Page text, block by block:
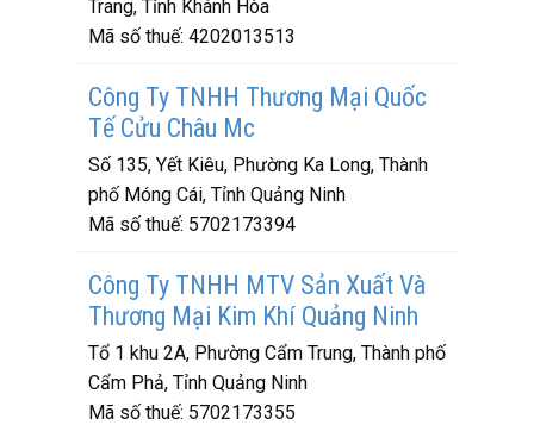
Trang, Tỉnh Khánh Hòa
Mã số thuế: 4202013513
Công Ty TNHH Thương Mại Quốc
Tế Cửu Châu Mc
Số 135, Yết Kiêu, Phường Ka Long, Thành
phố Móng Cái, Tỉnh Quảng Ninh
Mã số thuế: 5702173394
Công Ty TNHH MTV Sản Xuất Và
Thương Mại Kim Khí Quảng Ninh
Tổ 1 khu 2A, Phường Cẩm Trung, Thành phố
Cẩm Phả, Tỉnh Quảng Ninh
Mã số thuế: 5702173355